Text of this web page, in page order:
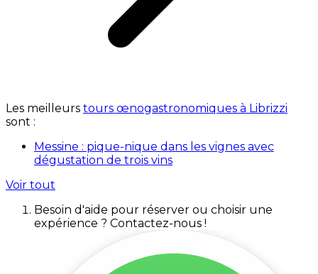
Les meilleurs tours œnogastronomiques à Librizzi
sont :
Messine : pique-nique dans les vignes avec
dégustation de trois vins
Voir tout
Besoin d'aide pour réserver ou choisir une
expérience ? Contactez-nous !